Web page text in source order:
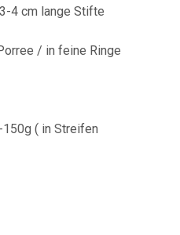
4 cm lange Stifte
/ in feine Ringe
( in Streifen